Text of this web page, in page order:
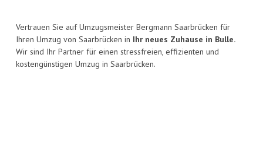
Vertrauen Sie auf Umzugsmeister Bergmann Saarbrücken für
Ihren Umzug von Saarbrücken in Ihr neues Zuhause in Bulle.
Wir sind Ihr Partner für einen stressfreien, effizienten und
kostengünstigen Umzug in Saarbrücken.